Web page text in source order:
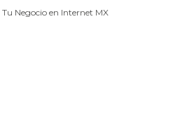
Tu Negocio en Internet MX